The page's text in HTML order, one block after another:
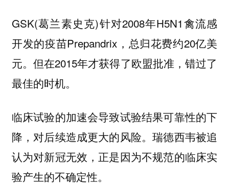
GSK(葛兰素史克)针对2008年H5N1禽流感
开发的疫苗Prepandrix，总归花费约20亿美
元。但在2015年才获得了欧盟批准，错过了
最佳的时机。
临床试验的加速会导致试验结果可靠性的下
降，对后续造成更大的风险。瑞德西韦被追
认为对新冠无效，正是因为不规范的临床实
验产生的不确定性。